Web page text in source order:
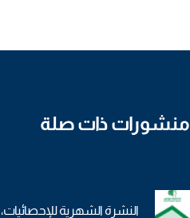
منشورات ذات صلة
النشرة الشهرية للإحصائيات،